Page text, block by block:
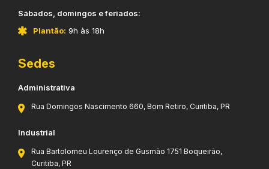
​Sábados, domingos e feriados:
Plantão: 9h às 18h
Sedes
Administrativa
Rua Domingos Nascimento 660, Bom Retiro, Curitiba, PR
Industrial
Rua Bartolomeu Lourenço de Gusmão 1751 Boqueirão,
Curitiba, PR